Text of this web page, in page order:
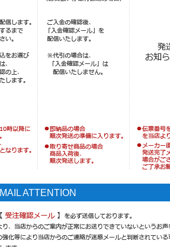
MAIL ATTENTION